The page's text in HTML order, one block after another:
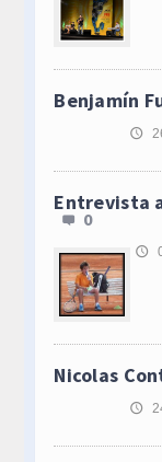
Benjamín
🕔
Entrevista
0
🕔
Nicolas
🕔